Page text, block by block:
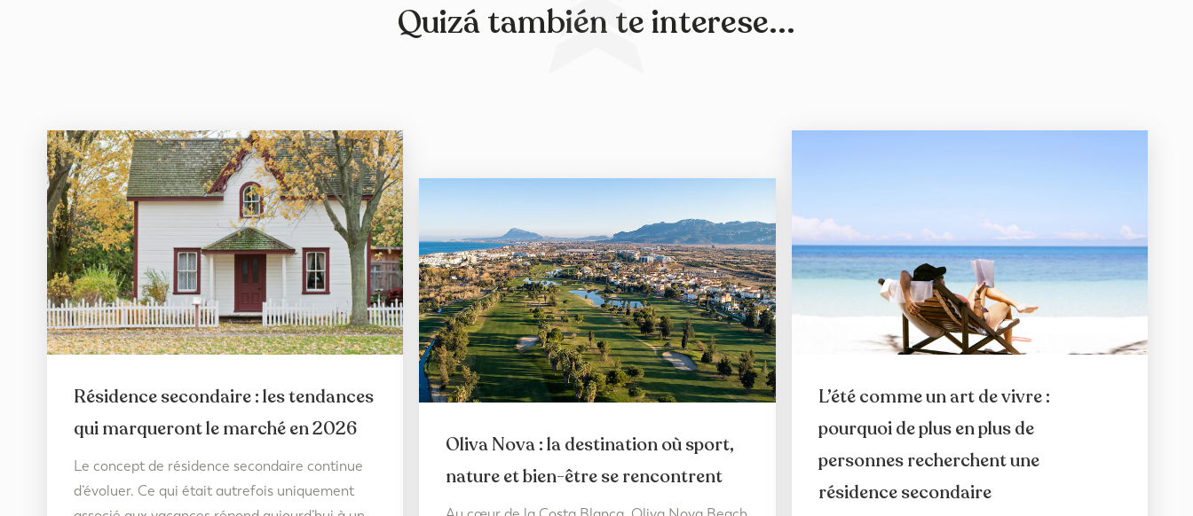
Quizá también te interese...
Résidence secondaire : les tendances
qui marqueront le marché en 2026
Le concept de résidence secondaire continue
d’évoluer. Ce qui était autrefois uniquement
Oliva Nova : la destination où sport,
nature et bien-être se rencontrent
L’été comme un art de vivre :
pourquoi de plus en plus de
personnes recherchent une
résidence secondaire